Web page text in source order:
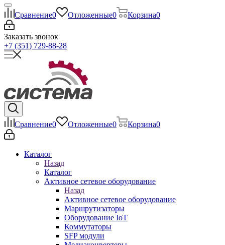
Сравнение0 Отложенные0 Корзина0
Заказать звонок
+7 (351) 729-88-28
Сравнение0 Отложенные0 Корзина0
Каталог
Назад
Каталог
Активное сетевое оборудование
Назад
Активное сетевое оборудование
Маршрутизаторы
Оборудование IoT
Коммутаторы
SFP модули